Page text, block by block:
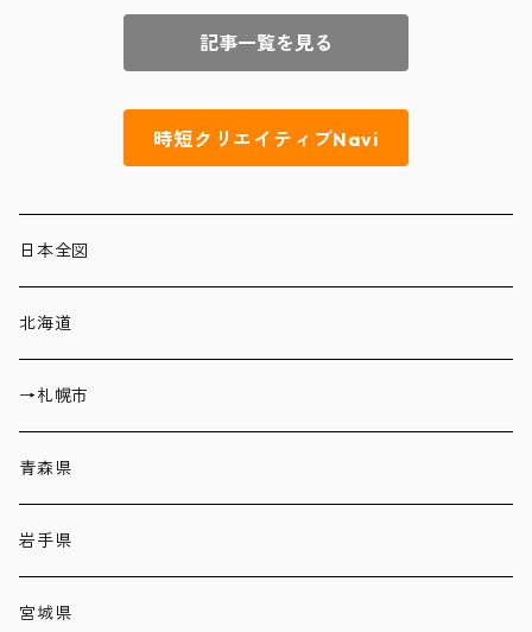
記事一覧を見る
時短クリエイティブNavi
日本全図
北海道
→札幌市
青森県
岩手県
宮城県